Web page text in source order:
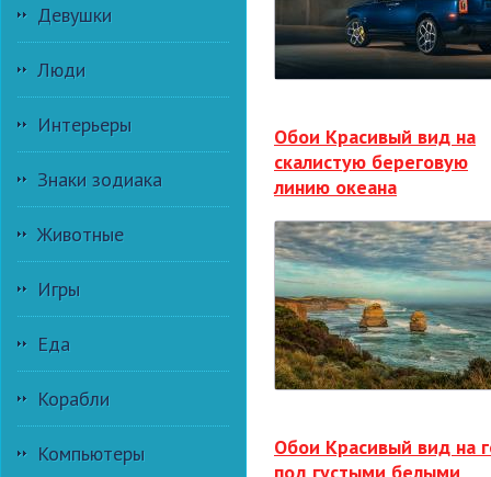
Девушки
Люди
Интерьеры
Знаки зодиака
Животные
Игры
Еда
Корабли
Компьютеры
Обои Красивый вид на
скалистую береговую
линию океана
Обои Красивый вид на